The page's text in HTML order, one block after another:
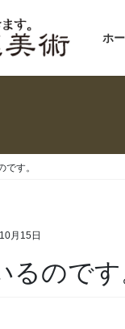
ホ
す。
月15日
のです